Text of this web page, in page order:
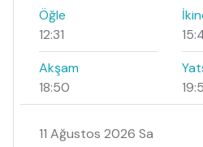
Öğle
12:31
Akşam
18:50
11 Ağustos 2026 Sa